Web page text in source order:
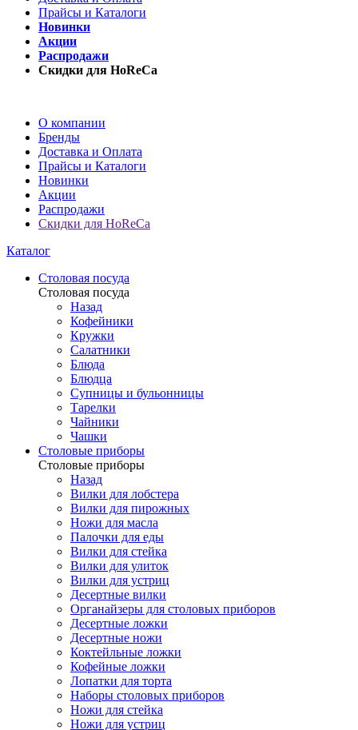
Прайсы и Каталоги
Новинки
Акции
Распродажи
Скидки для HoReCa
О компании
Бренды
Доставка и Оплата
Прайсы и Каталоги
Новинки
Акции
Распродажи
Скидки для HoReCa
Каталог
Столовая посуда
Столовая посуда
Назад
Кофейники
Кружки
Салатники
Блюда
Блюдца
Супницы и бульонницы
Тарелки
Чайники
Чашки
Cтоловые приборы
Cтоловые приборы
Назад
Вилки для лобстера
Вилки для пирожных
Ножи для масла
Палочки для еды
Вилки для стейка
Вилки для улиток
Вилки для устриц
Десертные вилки
Органайзеры для столовых приборов
Десертные ложки
Десертные ножи
Коктейльные ложки
Кофейные ложки
Лопатки для торта
Наборы столовых приборов
Ножи для стейка
Ножи для устриц